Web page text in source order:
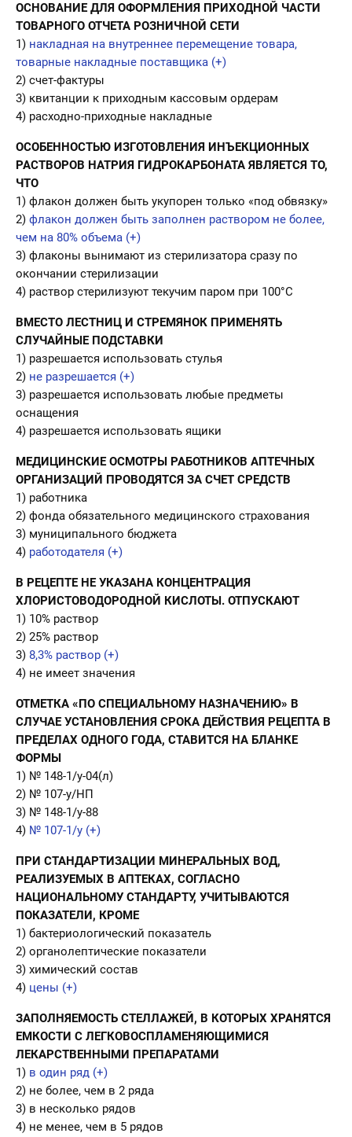
ОСНОВАНИЕ ДЛЯ ОФОРМЛЕНИЯ ПРИХОДНОЙ ЧАСТИ
ТОВАРНОГО ОТЧЕТА РОЗНИЧНОЙ СЕТИ
1) накладная на внутреннее перемещение товара,
товарные накладные поставщика (+)
2) счет-фактуры
3) квитанции к приходным кассовым ордерам
4) расходно-приходные накладные
ОСОБЕННОСТЬЮ ИЗГОТОВЛЕНИЯ ИНЪЕКЦИОННЫХ
РАСТВОРОВ НАТРИЯ ГИДРОКАРБОНАТА ЯВЛЯЕТСЯ ТО,
ЧТО
1) флакон должен быть укупорен только «под обвязку»
2) флакон должен быть заполнен раствором не более,
чем на 80% объема (+)
3) флаконы вынимают из стерилизатора сразу по
окончании стерилизации
4) раствор стерилизуют текучим паром при 100°С
ВМЕСТО ЛЕСТНИЦ И СТРЕМЯНОК ПРИМЕНЯТЬ
СЛУЧАЙНЫЕ ПОДСТАВКИ
1) разрешается использовать стулья
2) не разрешается (+)
3) разрешается использовать любые предметы
оснащения
4) разрешается использовать ящики
МЕДИЦИНСКИЕ ОСМОТРЫ РАБОТНИКОВ АПТЕЧНЫХ
ОРГАНИЗАЦИЙ ПРОВОДЯТСЯ ЗА СЧЕТ СРЕДСТВ
1) работника
2) фонда обязательного медицинского страхования
3) муниципального бюджета
4) работодателя (+)
В РЕЦЕПТЕ НЕ УКАЗАНА КОНЦЕНТРАЦИЯ
ХЛОРИСТОВОДОРОДНОЙ КИСЛОТЫ. ОТПУСКАЮТ
1) 10% раствор
2) 25% раствор
3) 8,3% раствор (+)
4) не имеет значения
ОТМЕТКА «ПО СПЕЦИАЛЬНОМУ НАЗНАЧЕНИЮ» В
СЛУЧАЕ УСТАНОВЛЕНИЯ СРОКА ДЕЙСТВИЯ РЕЦЕПТА В
ПРЕДЕЛАХ ОДНОГО ГОДА, СТАВИТСЯ НА БЛАНКЕ
ФОРМЫ
1) № 148-1/у-04(л)
2) № 107-у/НП
3) № 148-1/у-88
4) № 107-1/у (+)
ПРИ СТАНДАРТИЗАЦИИ МИНЕРАЛЬНЫХ ВОД,
РЕАЛИЗУЕМЫХ В АПТЕКАХ, СОГЛАСНО
НАЦИОНАЛЬНОМУ СТАНДАРТУ, УЧИТЫВАЮТСЯ
ПОКАЗАТЕЛИ, КРОМЕ
1) бактериологический показатель
2) органолептические показатели
3) химический состав
4) цены (+)
ЗАПОЛНЯЕМОСТЬ СТЕЛЛАЖЕЙ, В КОТОРЫХ ХРАНЯТСЯ
ЕМКОСТИ С ЛЕГКОВОСПЛАМЕНЯЮЩИМИСЯ
ЛЕКАРСТВЕННЫМИ ПРЕПАРАТАМИ
1) в один ряд (+)
2) не более, чем в 2 ряда
3) в несколько рядов
4) не менее, чем в 5 рядов